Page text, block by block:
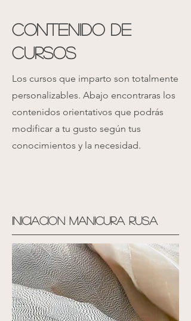
Contenido de
cursos
Los cursos que imparto son totalmente
personalizables. Abajo encontraras los
contenidos orientativos que podrás
modificar a tu gusto según tus
conocimientos y la necesidad.
Iniciacion manicura rusa